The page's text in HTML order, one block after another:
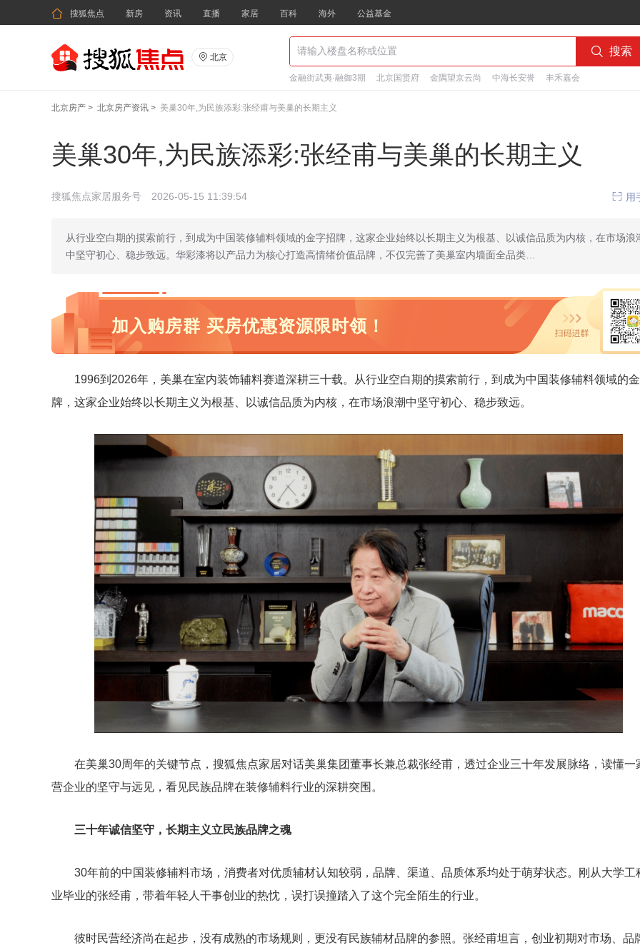
 搜狐焦点 新房 资讯 直播 家居 百科 海外 公益基金
 北京  搜索
金融街武夷·融御3期 北京国贤府 金隅望京云尚 中海长安誉 丰禾嘉会
北京房产 > 北京房产资讯 > 美巢30年,为民族添彩:张经甫与美巢的长期主义
美巢30年,为民族添彩:张经甫与美巢的长期主义
搜狐焦点家居服务号 2026-05-15 11:39:54  用
从行业空白期的摸索前行，到成为中国装修辅料领域的金字招牌，这家企业始终以长期主义为根基、以诚信品质为内核，在市场浪
中坚守初心、稳步致远。华彩漆将以产品力为核心打造高情绪价值品牌，不仅完善了美巢室内墙面全品类…
加入购房群 买房优惠资源限时领！
1996到2026年，美巢在室内装饰辅料赛道深耕三十载。从行业空白期的摸索前行，到成为中国装修辅料领域的
牌，这家企业始终以长期主义为根基、以诚信品质为内核，在市场浪潮中坚守初心、稳步致远。
在美巢30周年的关键节点，搜狐焦点家居对话美巢集团董事长兼总裁张经甫，透过企业三十年发展脉络，读懂一
营企业的坚守与远见，看见民族品牌在装修辅料行业的深耕突围。
三十年诚信坚守，长期主义立民族品牌之魂
30年前的中国装修辅料市场，消费者对优质辅材认知较弱，品牌、渠道、品质体系均处于萌芽状态。刚从大学工
业毕业的张经甫，带着年轻人干事创业的热忱，误打误撞踏入了这个完全陌生的行业。
彼时民营经济尚在起步，没有成熟的市场规则，更没有民族辅材品牌的参照。张经甫坦言，创业初期对市场、品